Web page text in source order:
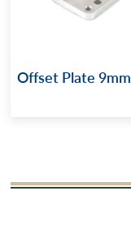
Offset Plate 9mm